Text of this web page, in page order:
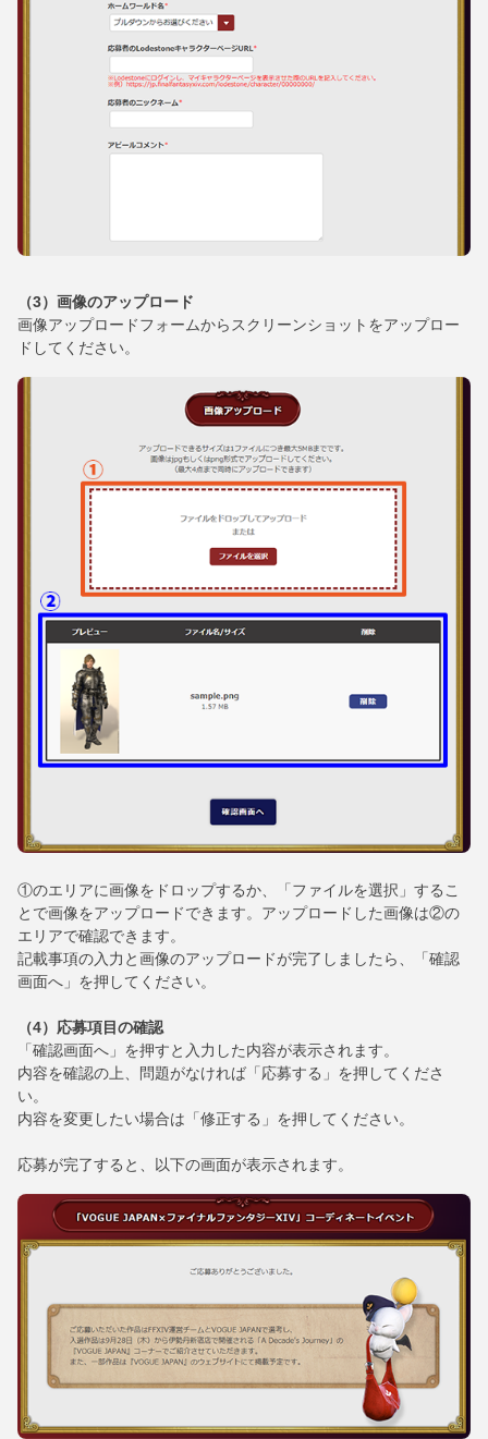
（3）画像のアップロード
画像アップロードフォームからスクリーンショットをアップロー
ドしてください。
①のエリアに画像をドロップするか、「ファイルを選択」するこ
とで画像をアップロードできます。アップロードした画像は②の
エリアで確認できます。
記載事項の入力と画像のアップロードが完了しましたら、「確認
画面へ」を押してください。
（4）応募項目の確認
「確認画面へ」を押すと入力した内容が表示されます。
内容を確認の上、問題がなければ「応募する」を押してくださ
い。
内容を変更したい場合は「修正する」を押してください。
応募が完了すると、以下の画面が表示されます。